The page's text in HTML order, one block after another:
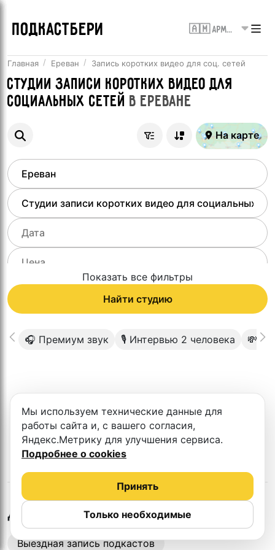
ПОДКАСТБЕРИ 🇦🇲 Армения
Главная Ереван Запись коротких видео для соц. сетей
Студии записи коротких видео для
социальных сетей в Ереване
На карте
Показать все фильтры
Найти студию
🎧 Премиум звук 🎙 Интервью 2 человека 💸
студии
Другие студии в Ереване
Выездная запись подкастов
Мы используем технические данные для
работы сайта и, с вашего согласия,
Яндекс.Метрику для улучшения сервиса.
Подробнее о cookies
Только необходимые
Принять